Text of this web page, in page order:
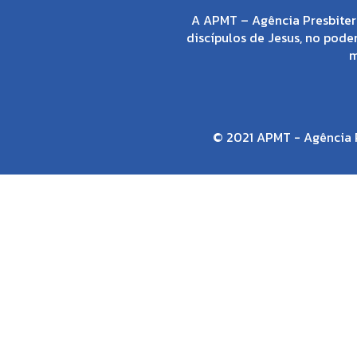
A APMT – Agência
discípulos de Jesus, no
© 2021 APMT -